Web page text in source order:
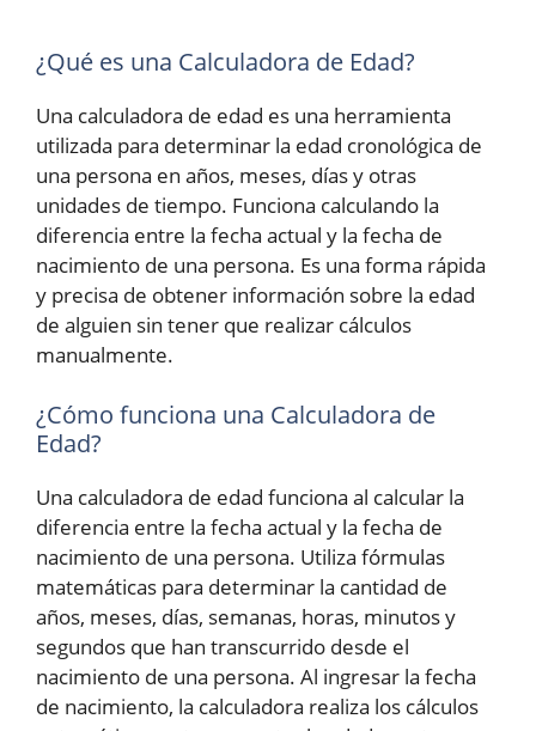
¿Qué es una Calculadora de Edad?
Una calculadora de edad es una herramienta
utilizada para determinar la edad cronológica de
una persona en años, meses, días y otras
unidades de tiempo. Funciona calculando la
diferencia entre la fecha actual y la fecha de
nacimiento de una persona. Es una forma rápida
y precisa de obtener información sobre la edad
de alguien sin tener que realizar cálculos
manualmente.
¿Cómo funciona una Calculadora de
Edad?
Una calculadora de edad funciona al calcular la
diferencia entre la fecha actual y la fecha de
nacimiento de una persona. Utiliza fórmulas
matemáticas para determinar la cantidad de
años, meses, días, semanas, horas, minutos y
segundos que han transcurrido desde el
nacimiento de una persona. Al ingresar la fecha
de nacimiento, la calculadora realiza los cálculos